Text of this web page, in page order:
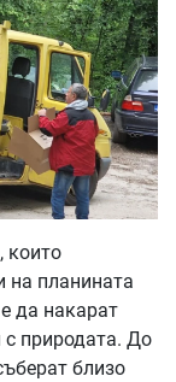
които
на планината
да накарат
с природата. До
близо